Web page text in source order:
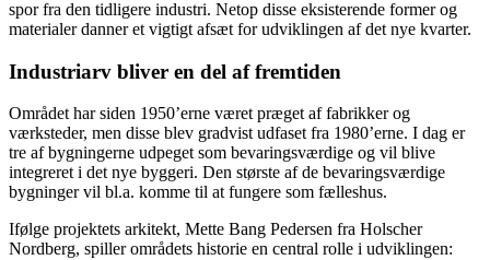
spor fra den tidligere industri. Netop disse eksisterende former og
materialer danner et vigtigt afsæt for udviklingen af det nye kvarter.
Industriarv bliver en del af fremtiden
Området har siden 1950’erne været præget af fabrikker og
værksteder, men disse blev gradvist udfaset fra 1980’erne. I dag er
tre af bygningerne udpeget som bevaringsværdige og vil blive
integreret i det nye byggeri. Den største af de bevaringsværdige
bygninger vil bl.a. komme til at fungere som fælleshus.
Ifølge projektets arkitekt, Mette Bang Pedersen fra Holscher
Nordberg, spiller områdets historie en central rolle i udviklingen: